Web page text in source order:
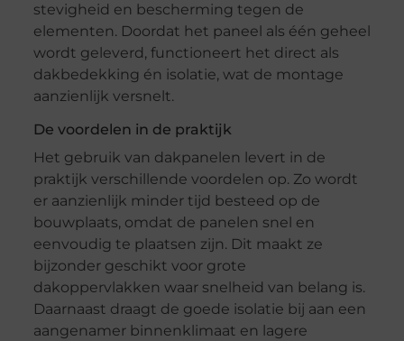
stevigheid en bescherming tegen de
elementen. Doordat het paneel als één geheel
wordt geleverd, functioneert het direct als
dakbedekking én isolatie, wat de montage
aanzienlijk versnelt.
De voordelen in de praktijk
Het gebruik van dakpanelen levert in de
praktijk verschillende voordelen op. Zo wordt
er aanzienlijk minder tijd besteed op de
bouwplaats, omdat de panelen snel en
eenvoudig te plaatsen zijn. Dit maakt ze
bijzonder geschikt voor grote
dakoppervlakken waar snelheid van belang is.
Daarnaast draagt de goede isolatie bij aan een
aangenamer binnenklimaat en lagere